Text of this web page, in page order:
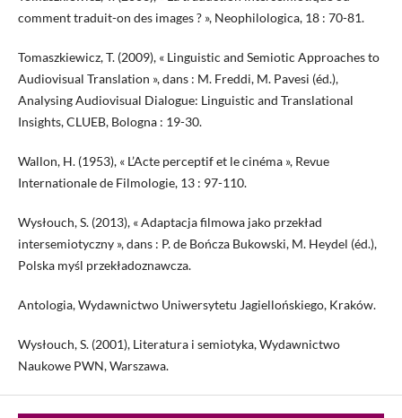
comment traduit-on des images ? », Neophilologica, 18 : 70-81.
Tomaszkiewicz, T. (2009), « Linguistic and Semiotic Approaches to
Audiovisual Translation », dans : M. Freddi, M. Pavesi (éd.),
Analysing Audiovisual Dialogue: Linguistic and Translational
Insights, CLUEB, Bologna : 19-30.
Wallon, H. (1953), « L’Acte perceptif et le cinéma », Revue
Internationale de Filmologie, 13 : 97-110.
Wysłouch, S. (2013), « Adaptacja filmowa jako przekład
intersemiotyczny », dans : P. de Bończa Bukowski, M. Heydel (éd.),
Polska myśl przekładoznawcza.
Antologia, Wydawnictwo Uniwersytetu Jagiellońskiego, Kraków.
Wysłouch, S. (2001), Literatura i semiotyka, Wydawnictwo
Naukowe PWN, Warszawa.